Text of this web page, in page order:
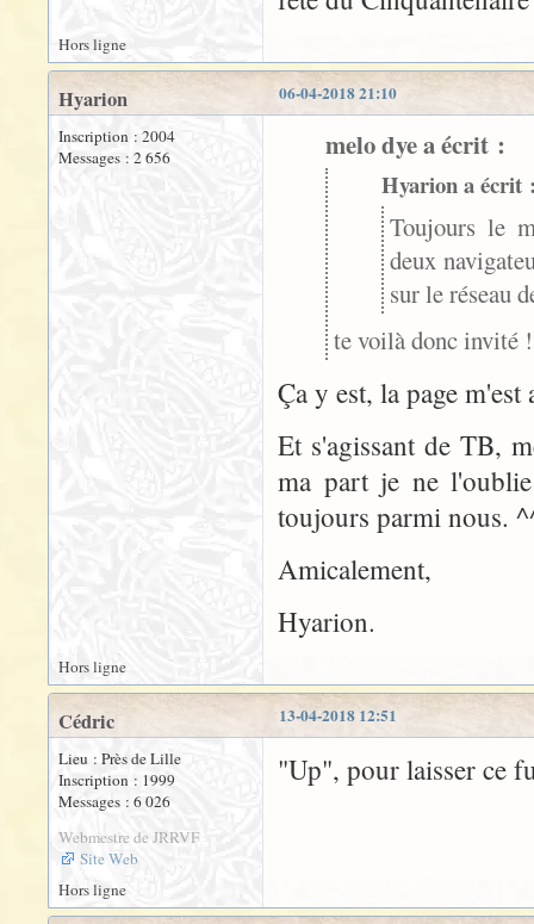
Hors ligne
06-04-2018 21:10
Hyarion
Inscription : 2004
Messages : 2 656
melo dye a écrit :
Hyarion a écrit
Toujours le
deux
sur le réseau
te voilà donc
Ça y est, la page
Et s'agissant de TB,
ma part je ne
toujours parmi nous.
Amicalement,
Hyarion.
Hors ligne
13-04-2018 12:51
Cédric
Lieu : Près de Lille
Inscription : 1999
Messages : 6 026
Webmestre de JRRVF
Site Web
"Up", pour laisser ce
Hors ligne